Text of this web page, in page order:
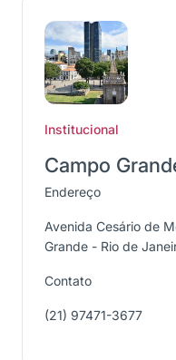
Institucional
Campo
Endereço
Avenida Cesário de
Grande - Rio de
Contato
(21) 97471-3677